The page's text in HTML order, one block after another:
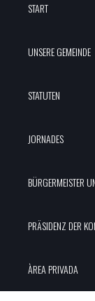
START
UNSERE GEMEINDE
STATUTEN
JORNADES
BÜRGERMEISTER
PRÄSIDENZ DER
ÀREA PRIVADA